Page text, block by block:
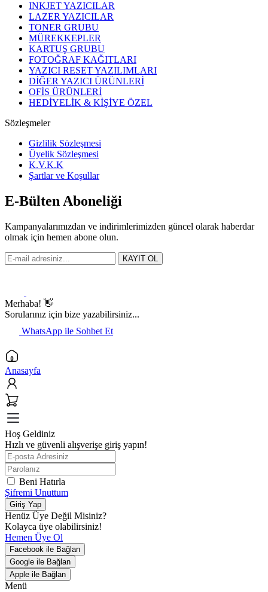
INKJET YAZICILAR
LAZER YAZICILAR
TONER GRUBU
MÜREKKEPLER
KARTUŞ GRUBU
FOTOĞRAF KAĞITLARI
YAZICI RESET YAZILIMLARI
DİĞER YAZICI ÜRÜNLERİ
OFİS ÜRÜNLERİ
HEDİYELİK & KİŞİYE ÖZEL
Sözleşmeler
Gizlilik Sözleşmesi
Üyelik Sözleşmesi
K.V.K.K
Şartlar ve Koşullar
E-Bülten Aboneliği
Kampanyalarımızdan ve indirimlerimizden güncel olarak haberdar
olmak için hemen abone olun.
KAYIT OL
Merhaba! 👋
Sorularınız için bize yazabilirsiniz...
WhatsApp ile Sohbet Et
Anasayfa
Hoş Geldiniz
Hızlı ve güvenli alışverişe giriş yapın!
Beni Hatırla
Şifremi Unuttum
Giriş Yap
Henüz Üye Değil Misiniz?
Kolayca üye olabilirsiniz!
Hemen Üye Ol
Facebook ile Bağlan
Google ile Bağlan
Apple ile Bağlan
Menü